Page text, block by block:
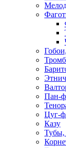
Пан-
Цуг-
Казу
Тубы,